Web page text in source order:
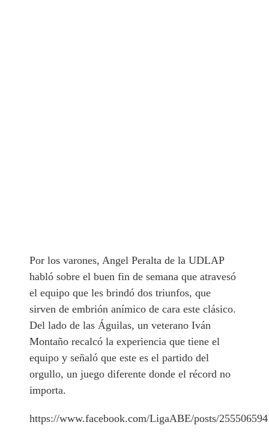
Por los varones, Angel Peralta de la UDLAP
habló sobre el buen fin de semana que atravesó
el equipo que les brindó dos triunfos, que
sirven de embrión anímico de cara este clásico.
Del lado de las Águilas, un veterano Iván
Montaño recalcó la experiencia que tiene el
equipo y señaló que este es el partido del
orgullo, un juego diferente donde el récord no
importa.
https://www.facebook.com/LigaABE/posts/